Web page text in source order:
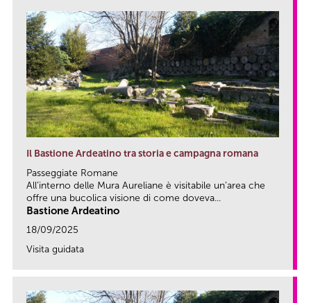
Il Bastione Ardeatino tra storia e campagna romana
Passeggiate Romane
All’interno delle Mura Aureliane è visitabile un’area che
offre una bucolica visione di come doveva...
Bastione Ardeatino
18/09/2025
Visita guidata